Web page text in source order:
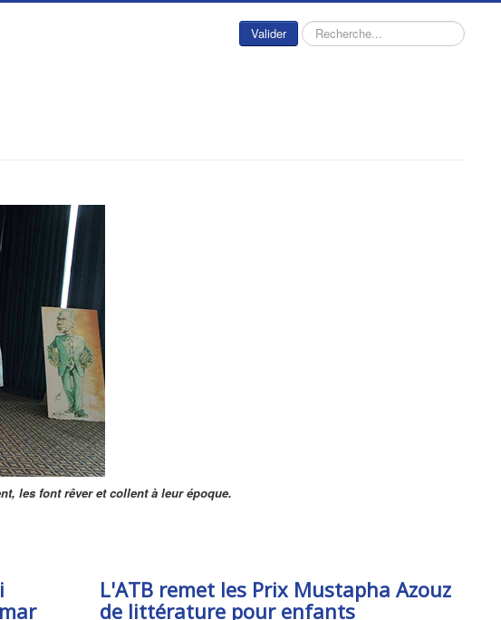
Valider Rechercher
les font rêver et collent à leur époque.
L'ATB remet les Prix Mustapha Azouz
de littérature pour enfants